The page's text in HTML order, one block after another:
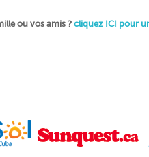
ou vos amis ?cliquez ICI pour